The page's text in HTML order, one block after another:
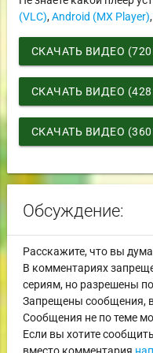
(VLC),Android (MX Player),
СКАЧАТЬ ВИДЕО
СКАЧАТЬ ВИДЕО
СКАЧАТЬ ВИДЕО
Обсуждение:
Расскажите, что вы
В комментариях
сериям, но разрешены
Запрещены сообщения,
Сообщения не по теме
Если вы хотите
вместо комментария